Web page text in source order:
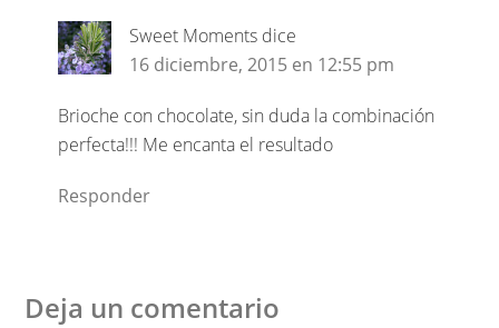
Sweet Moments dice
16 diciembre, 2015 en 12:55 pm
Brioche con chocolate, sin duda la combinación
perfecta!!! Me encanta el resultado
Responder
Deja un comentario